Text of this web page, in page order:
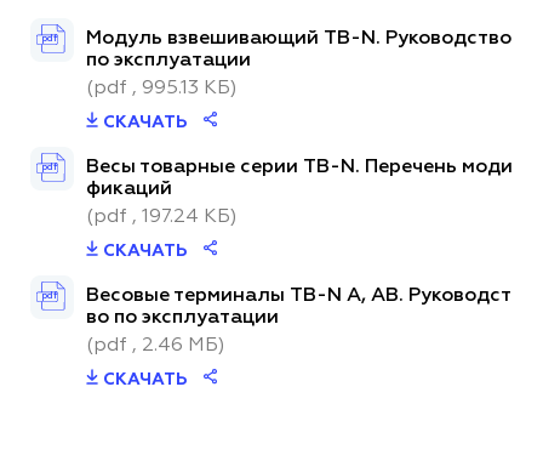
pdf
Модуль взвешивающий TB-N. Руководство
по эксплуатации
(pdf , 995.13 КБ)
СКАЧАТЬ
pdf
Весы товарные серии TB-N. Перечень моди
фикаций
(pdf , 197.24 КБ)
СКАЧАТЬ
pdf
Весовые терминалы TB-N A, AB. Руководст
во по эксплуатации
(pdf , 2.46 МБ)
СКАЧАТЬ